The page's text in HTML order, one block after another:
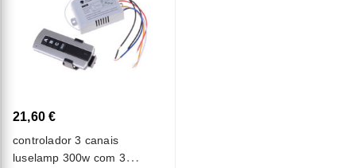
21,60 €
controlador 3 canais
luselamp 300w com 3